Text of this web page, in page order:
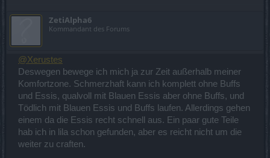
ZetiAlpha6
Kommandant des Forums
@Xerustes
Deswegen bewege ich mich ja zur Zeit außerhalb meiner
Komfortzone. Schmerzhaft kann ich komplett ohne Buffs
und Essis, qualvoll mit Blauen Essis aber ohne Buffs, und
Tödlich mit Blauen Essis und Buffs laufen. Allerdings gehen
einem da die Essis recht schnell aus. Ein paar gute Teile
hab ich in lila schon gefunden, aber es reicht nicht um die
weiter zu craften.